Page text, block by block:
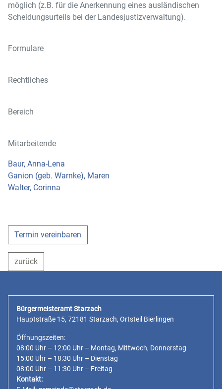
möglich (z.B. für die Anerkennung eines ausländischen
Scheidungsurteils bei der Landesjustizverwaltung).
Formulare
Rechtliches
Bereich
Mitarbeitende
Baur, Anna-Lena
Ganion (geb. Warnke), Maren
Walter, Corinna
Termin vereinbaren
zurück
Bürgermeisteramt Starzach
Hauptstraße 15, 72181 Starzach, Ortsteil Bierlingen
Öffnungszeiten:
08:00 Uhr – 12:00 Uhr – Montag, Mittwoch, Donnerstag
15:00 Uhr – 18:30 Uhr – Dienstag
08:00 Uhr – 11:30 Uhr – Freitag
Kontakt: